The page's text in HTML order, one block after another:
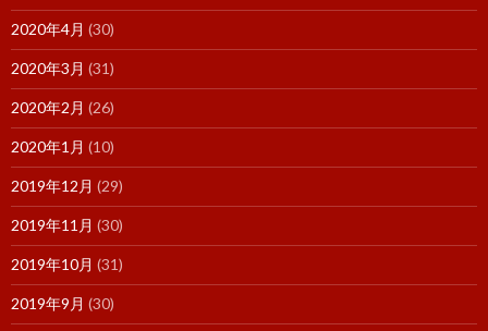
2020年4月 (30)
2020年3月 (31)
2020年2月 (26)
2020年1月 (10)
2019年12月 (29)
2019年11月 (30)
2019年10月 (31)
2019年9月 (30)